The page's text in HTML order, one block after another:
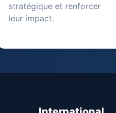
stratégique et renforcer
leur impact.